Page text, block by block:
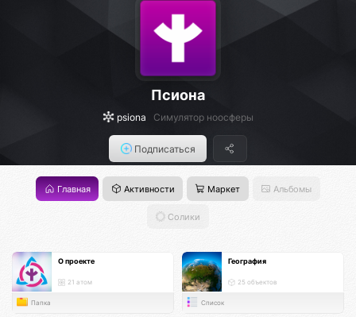
Псиона
psiona Cимулятор ноосферы
Подписаться
Главная Активности Маркет Альбомы
Солики
О проекте
21 атом
Папка
География
25 объектов
Список